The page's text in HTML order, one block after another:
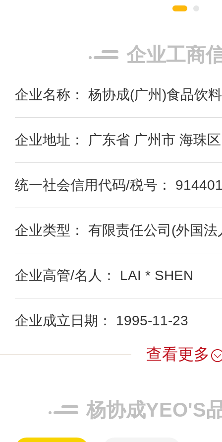
企业工商
企业名称： 杨协成(广州)食品饮
企业地址： 广东省 广州市 海珠
统一社会信用代码/税号：
企业类型： 有限责任公司(外国法
企业高管/名人： LAI * SHEN
企业成立日期： 1995-11-23
查看更多
杨协成YEO'S